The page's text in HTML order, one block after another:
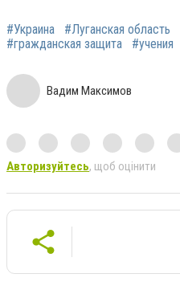
#Украина #Луганская область
#гражданская защита
#учения
Вадим Максимов
Авторизуйтесь, щоб оцінити